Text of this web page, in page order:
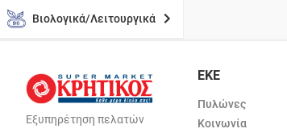
Βιολογικά/Λειτουργικά
Εξυπηρέτηση πελατών
ΕΚΕ
Πυλώνες
Κοινωνία